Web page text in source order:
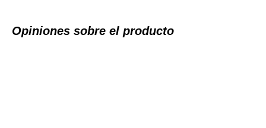
Opiniones sobre el producto